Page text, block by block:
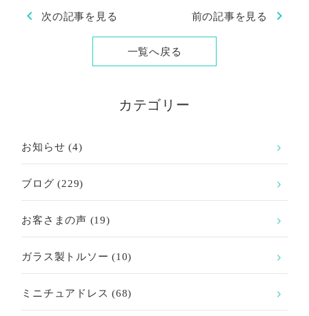
chevron_left 次の記事を見る 前の記事を見る chevron_right
一覧へ戻る
カテゴリー
お知らせ (4)
ブログ (229)
お客さまの声 (19)
ガラス製トルソー (10)
ミニチュアドレス (68)